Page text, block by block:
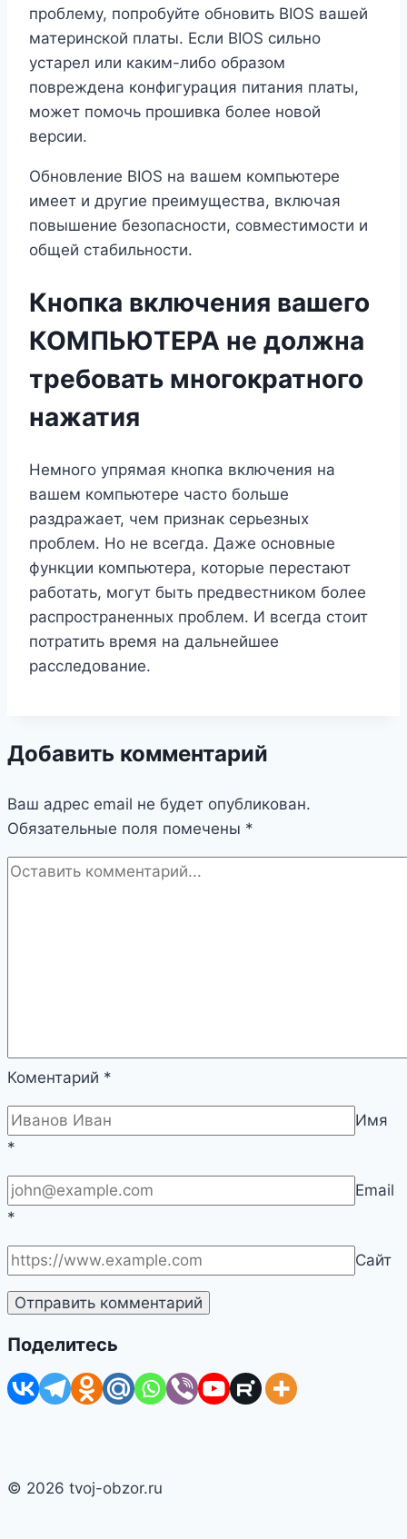
проблему, попробуйте обновить BIOS вашей
материнской платы. Если BIOS сильно
устарел или каким-либо образом
повреждена конфигурация питания платы,
может помочь прошивка более новой
версии.
Обновление BIOS на вашем компьютере
имеет и другие преимущества, включая
повышение безопасности, совместимости и
общей стабильности.
Кнопка включения вашего
КОМПЬЮТЕРА не должна
требовать многократного
нажатия
Немного упрямая кнопка включения на
вашем компьютере часто больше
раздражает, чем признак серьезных
проблем. Но не всегда. Даже основные
функции компьютера, которые перестают
работать, могут быть предвестником более
распространенных проблем. И всегда стоит
потратить время на дальнейшее
расследование.
Добавить комментарий
Ваш адрес email не будет опубликован.
Обязательные поля помечены *
Коментарий *
Имя
*
Email
*
Сайт
Поделитесь
© 2026 tvoj-obzor.ru